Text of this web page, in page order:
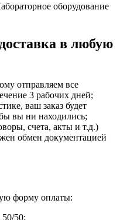
оборудование
в любую
отправляем все
3 рабочих дней;
ваш заказ будет
вы ни находились;
счета, акты и т.д.)
обмен документацией
форму оплаты:
50/50;